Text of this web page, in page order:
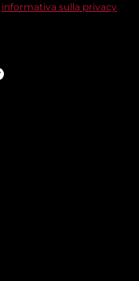
informativa sulla privacy